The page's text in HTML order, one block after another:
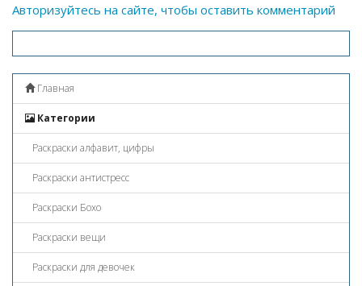
Авторизуйтесь на сайте, чтобы оставить комментарий
Главная
Категории
Раскраски алфавит, цифры
Раскраски антистресс
Раскраски Бохо
Раскраски вещи
Раскраски для девочек